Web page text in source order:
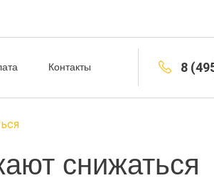
Контакты 8
снижаться